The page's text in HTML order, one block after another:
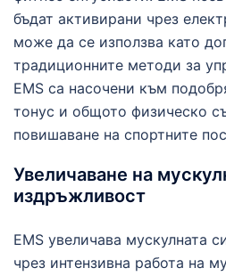
бъдат активирани чрез
може да се използва като
традиционните методи за
EMS са насочени към
тонус и общото физическо
повишаване на спортните
Увеличаване на
издръжливост
EMS увеличава мускулната
чрез интензивна работа на